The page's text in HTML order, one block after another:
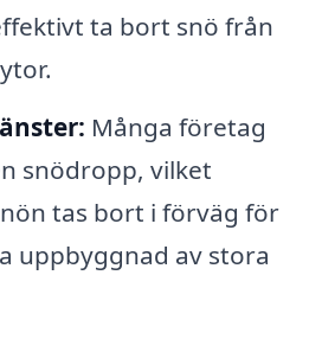
ta bort snö från
Många företag
snödropp, vilket
tas bort i förväg för
uppbyggnad av stora